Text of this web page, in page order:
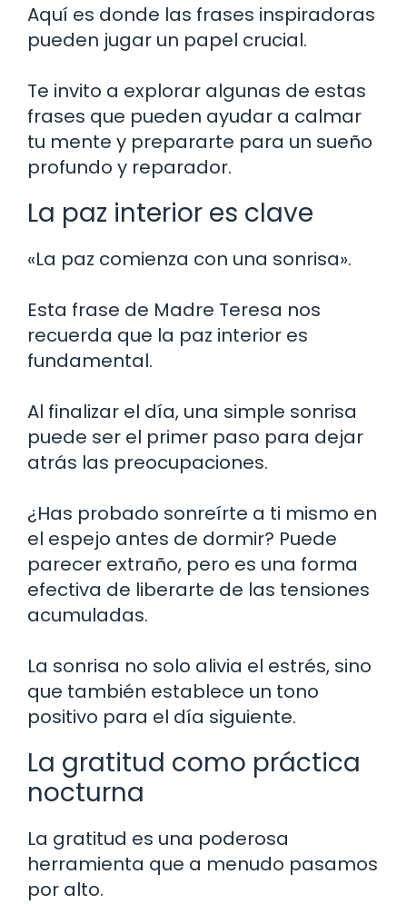
Aquí es donde las frases inspiradoras
pueden jugar un papel crucial.
Te invito a explorar algunas de estas
frases que pueden ayudar a calmar
tu mente y prepararte para un sueño
profundo y reparador.
La paz interior es clave
«La paz comienza con una sonrisa».
Esta frase de Madre Teresa nos
recuerda que la paz interior es
fundamental.
Al finalizar el día, una simple sonrisa
puede ser el primer paso para dejar
atrás las preocupaciones.
¿Has probado sonreírte a ti mismo en
el espejo antes de dormir? Puede
parecer extraño, pero es una forma
efectiva de liberarte de las tensiones
acumuladas.
La sonrisa no solo alivia el estrés, sino
que también establece un tono
positivo para el día siguiente.
La gratitud como práctica
nocturna
La gratitud es una poderosa
herramienta que a menudo pasamos
por alto.